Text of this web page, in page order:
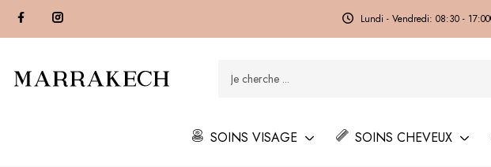
Lundi - Vendredi: 08:30 - 17:00
SOINS VISAGE SOINS CHEVEUX